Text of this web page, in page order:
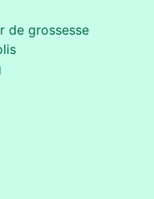
de grossesse